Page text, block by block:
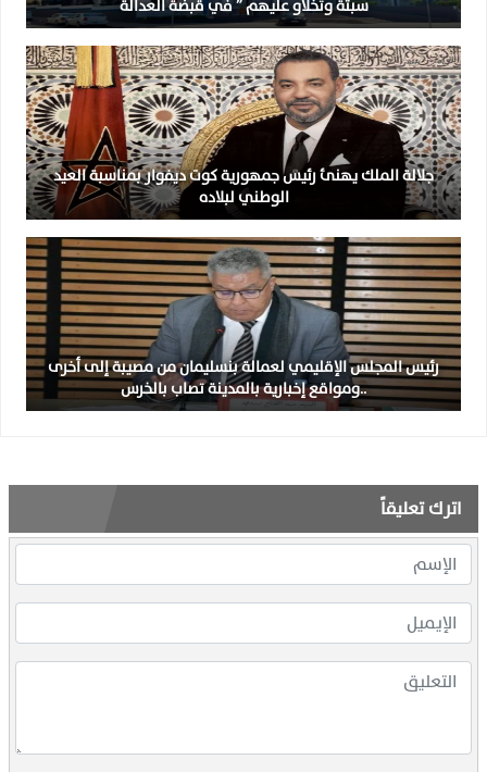
سبتة وتخلاو عليهم ” في قبضة العدالة
جلالة الملك يهنئ رئيس جمهورية كوت ديفوار بمناسبة العيد
الوطني لبلاده
رئيس المجلس الإقليمي لعمالة بنسليمان من مصيبة إلى أخرى
..ومواقع إخبارية بالمدينة تصاب بالخرس
اترك تعليقاً